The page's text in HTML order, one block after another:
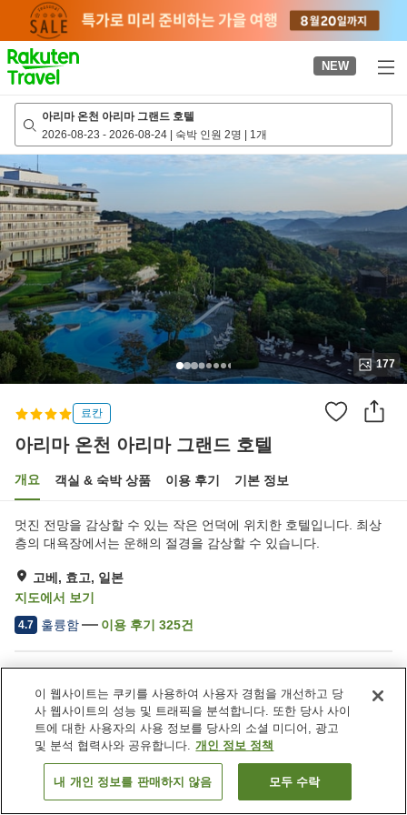
page
NEW
아리마 온천 아리마 그랜드 호텔
2026-08-23 - 2026-08-24 | 숙박 인원 2명 | 1개
177
료칸
아리마 온천 아리마 그랜드 호텔
개요 객실 & 숙박 상품 이용 후기 기본 정보
멋진 전망을 감상할 수 있는 작은 언덕에 위치한 호텔입니다. 최상
층의 대욕장에서는 운해의 절경을 감상할 수 있습니다.
고베, 효고, 일본
지도에서 보기
4.7 훌륭함 이용 후기 325건
주차장
사우나
스파 / 미용실
수영장
객실 보기
이 웹사이트는 쿠키를 사용하여 사용자 경험을 개선하고 당
사 웹사이트의 성능 및 트래픽을 분석합니다. 또한 당사 사이
트에 대한 사용자의 사용 정보를 당사의 소셜 미디어, 광고
및 분석 협력사와 공유합니다. 개인 정보 정책
내 개인 정보를 판매하지 않음 모두 수락